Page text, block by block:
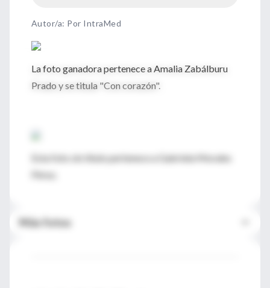
Autor/a: Por IntraMed
La foto ganadora pertenece a Amalia Zabálburu
Prado y se titula "Con corazón".
Esta foto sin título pertenece a Gabriela Morales
Pérez.
Más fotos